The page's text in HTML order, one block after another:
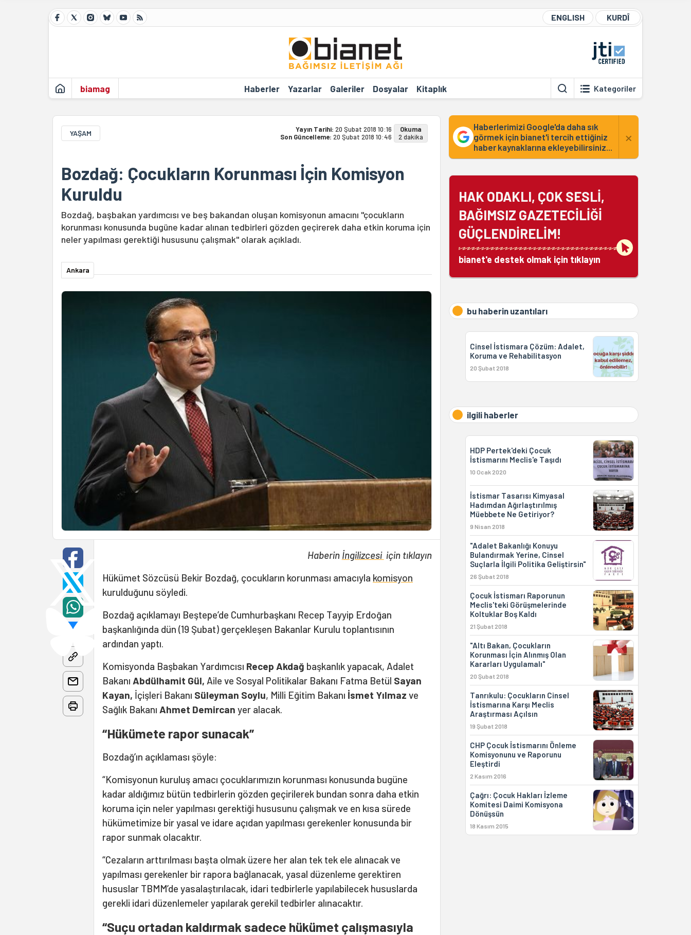
ENGLISH KURDÎ
biamag Haberler Yazarlar Galeriler Dosyalar Kitaplık Kategoriler
YAŞAM Yayın Tarihi: 20 Şubat 2018 10:16
Son Güncelleme: 20 Şubat 2018 10:46
Okuma
2 dakika
Bozdağ: Çocukların Korunması İçin Komisyon
Kuruldu
Bozdağ, başbakan yardımcısı ve beş bakandan oluşan komisyonun amacını "çocukların
korunması konusunda bugüne kadar alınan tedbirleri gözden geçirerek daha etkin koruma için
neler yapılması gerektiği hususunu çalışmak" olarak açıkladı.
Ankara
Haberin İngilizcesi için tıklayın
Hükümet Sözcüsü Bekir Bozdağ, çocukların korunması amacıyla komisyon
kurulduğunu söyledi.
Bozdağ açıklamayı Beştepe’de Cumhurbaşkanı Recep Tayyip Erdoğan
başkanlığında dün (19 Şubat) gerçekleşen Bakanlar Kurulu toplantısının
ardından yaptı.
Komisyonda Başbakan Yardımcısı Recep Akdağ başkanlık yapacak, Adalet
Bakanı Abdülhamit Gül, Aile ve Sosyal Politikalar Bakanı Fatma Betül Sayan
Kayan, İçişleri Bakanı Süleyman Soylu, Milli Eğitim Bakanı İsmet Yılmaz ve
Sağlık Bakanı Ahmet Demircan yer alacak.
“Hükümete rapor sunacak”
Bozdağ’ın açıklaması şöyle:
“Komisyonun kuruluş amacı çocuklarımızın korunması konusunda bugüne
kadar aldığımız bütün tedbirlerin gözden geçirilerek bundan sonra daha etkin
koruma için neler yapılması gerektiği hususunu çalışmak ve en kısa sürede
hükümetimize bir yasal ve idare açıdan yapılması gerekenler konusunda bir
rapor sunmak olacaktır.
“Cezaların arttırılması başta olmak üzere her alan tek tek ele alınacak ve
yapılması gerekenler bir rapora bağlanacak, yasal düzenleme gerektiren
hususlar TBMM’de yasalaştırılacak, idari tedbirlerle yapılabilecek hususlarda
gerekli idari düzenlemeler yapılarak gerekil tedbirler alınacaktır.
“Suçu ortadan kaldırmak sadece hükümet çalışmasıyla
Haberlerimizi Google'da daha sık
görmek için bianet'i tercih ettiğiniz
haber kaynaklarına ekleyebilirsiniz...
×
HAK ODAKLI, ÇOK SESLİ,
BAĞIMSIZ GAZETECİLİĞİ
GÜÇLENDİRELİM!
bianet'e destek olmak için tıklayın
bu haberin uzantıları
Cinsel İstismara Çözüm: Adalet,
Koruma ve Rehabilitasyon
20 Şubat 2018
ilgili haberler
HDP Pertek'deki Çocuk
İstismarını Meclis'e Taşıdı
10 Ocak 2020
İstismar Tasarısı Kimyasal
Hadımdan Ağırlaştırılmış
Müebbete Ne Getiriyor?
9 Nisan 2018
"Adalet Bakanlığı Konuyu
Bulandırmak Yerine, Cinsel
Suçlarla İlgili Politika Geliştirsin"
26 Şubat 2018
Çocuk İstismarı Raporunun
Meclis'teki Görüşmelerinde
Koltuklar Boş Kaldı
21 Şubat 2018
"Altı Bakan, Çocukların
Korunması İçin Alınmış Olan
Kararları Uygulamalı"
20 Şubat 2018
Tanrıkulu: Çocukların Cinsel
İstismarına Karşı Meclis
Araştırması Açılsın
19 Şubat 2018
CHP Çocuk İstismarını Önleme
Komisyonunu ve Raporunu
Eleştirdi
2 Kasım 2016
Çağrı: Çocuk Hakları İzleme
Komitesi Daimi Komisyona
Dönüşsün
18 Kasım 2015